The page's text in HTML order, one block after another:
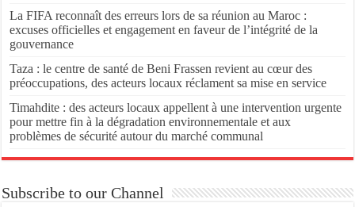
La FIFA reconnaît des erreurs lors de sa réunion au Maroc :
excuses officielles et engagement en faveur de l’intégrité de la
gouvernance
Taza : le centre de santé de Beni Frassen revient au cœur des
préoccupations, des acteurs locaux réclament sa mise en service
Timahdite : des acteurs locaux appellent à une intervention urgente
pour mettre fin à la dégradation environnementale et aux
problèmes de sécurité autour du marché communal
Subscribe to our Channel